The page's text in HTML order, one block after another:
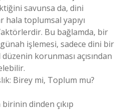
savunsa da, dini
toplumsal yapıyı
Bu bağlamda, bir
işlemesi, sadece dini bir
korunması açısından
Birey mi, Toplum mu?
dinden çıkıp